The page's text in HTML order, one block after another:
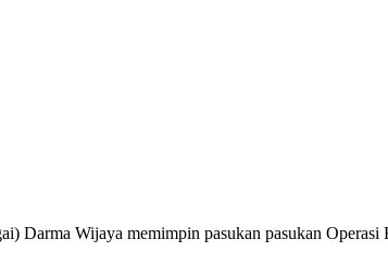
Darma Wijaya memimpin pasukan pasukan